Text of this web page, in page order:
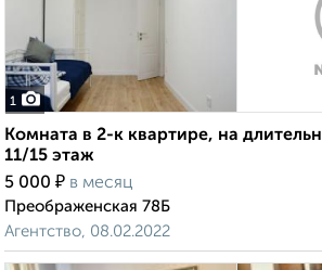
1
Комната в 2-к квартире, на
11/15 этаж
5 000 ₽ в месяц
Преображенская 78Б
Агентство, 08.02.2022